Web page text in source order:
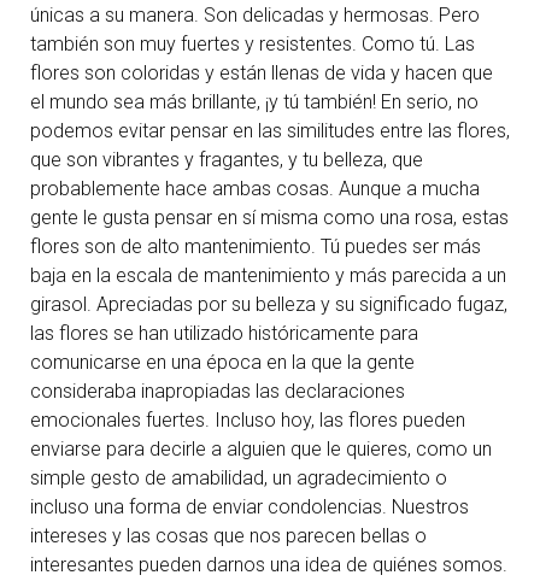
únicas a su manera. Son delicadas y hermosas. Pero
también son muy fuertes y resistentes. Como tú. Las
flores son coloridas y están llenas de vida y hacen que
el mundo sea más brillante, ¡y tú también! En serio, no
podemos evitar pensar en las similitudes entre las flores,
que son vibrantes y fragantes, y tu belleza, que
probablemente hace ambas cosas. Aunque a mucha
gente le gusta pensar en sí misma como una rosa, estas
flores son de alto mantenimiento. Tú puedes ser más
baja en la escala de mantenimiento y más parecida a un
girasol. Apreciadas por su belleza y su significado fugaz,
las flores se han utilizado históricamente para
comunicarse en una época en la que la gente
consideraba inapropiadas las declaraciones
emocionales fuertes. Incluso hoy, las flores pueden
enviarse para decirle a alguien que le quieres, como un
simple gesto de amabilidad, un agradecimiento o
incluso una forma de enviar condolencias. Nuestros
intereses y las cosas que nos parecen bellas o
interesantes pueden darnos una idea de quiénes somos.